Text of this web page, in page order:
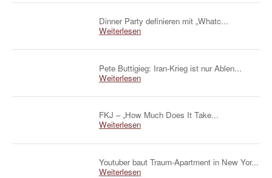
Dinner Party definieren mit „Whatc...
Weiterlesen
Pete Buttigieg: Iran-Krieg ist nur Ablen...
Weiterlesen
FKJ – „How Much Does It Take...
Weiterlesen
Youtuber baut Traum-Apartment in New Yor...
Weiterlesen